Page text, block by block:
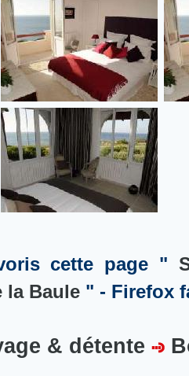
cette page "
la Baule " - Firefox
& détente